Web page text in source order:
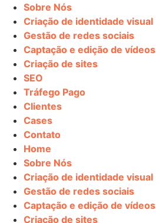
Sobre Nós
Criação de identidade visual
Gestão de redes sociais
Captação e edição de vídeos
Criação de sites
SEO
Tráfego Pago
Clientes
Cases
Contato
Home
Sobre Nós
Criação de identidade visual
Gestão de redes sociais
Captação e edição de vídeos
Criação de sites